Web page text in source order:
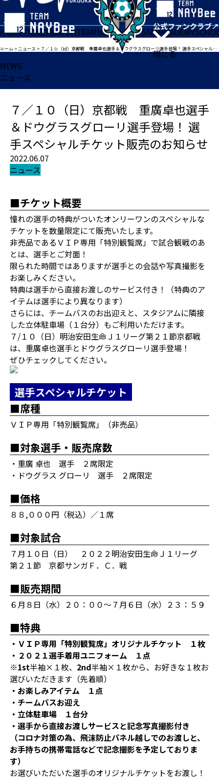
閉じる
HOMETICKETMATCHTEAMNEWSGOODSFANACADEMY
ホーム >ニュース > ７／１０（日）京都戦 重廣卓也選手＆ドウグラスグローリ選手登場！ 選手スペシャルチケット販売のお知らせ
NEWS
ニュース
７／１０（日）京都戦 重廣卓也選手
＆ドウグラスグローリ選手登場！ 選
手スペシャルチケット販売のお知らせ
2022.06.07
ニュース
■チケット概要
憧れの選手の特典がついたオンリーワンのスペシャルな
チケットを数量限定にて販売いたします。
非売品であるＶＩＰ専用「特別観覧席」で試合観戦のあ
とは、選手とご対面！
限られた時間ではありますが選手との会話や写真撮影を
お楽しみください。
特典は選手から直接お渡しのサービス付き！（特典のア
イテムは選手により異なります）
さらには、チームバスのお出迎えと、スタジアムに隣接
した立体駐車場（１台分）もご利用いただけます。
７/１０（日）明治安田生命Ｊ１リーグ第２１節京都戦
は、重廣卓也選手とドウグラスグローリ選手登場！
ぜひチェックしてください。
選手スペシャルチケット
■席種
ＶＩＰ専用「特別観覧席」（非売品）
■対象選手・販売席数
・重廣 卓也 選手 ２席限定
・ドウグラス グローリ 選手 ２席限定
■価格
８８,０００円（税込）／１席
■対象試合
７月１０日（日） ２０２２明治安田生命Ｊ１リーグ
第２１節 京都サンガＦ．Ｃ．戦
■販売期間
６月８日（水）２０：００～７月６日（水）２３：５９
■特典
・ＶＩＰ専用「特別観覧席」オリジナルチケット １枚
・２０２１選手着用ユニフォーム １点
※1st半袖×１枚、 2nd半袖×１枚から、お好きな１枚お
選びいただきます（先着順）
・お楽しみアイテム １点
・チームバスお迎え
・立体駐車場 １台分
・選手から直接お渡しサービスと記念写真撮影付き
（コロナ対策の為、飛沫防止パネル越しでのお渡しと、
お手持ちの携帯電話などで記念撮影を予定しておりま
す）
お選びいただいた選手のオリジナルチケットをお渡し！